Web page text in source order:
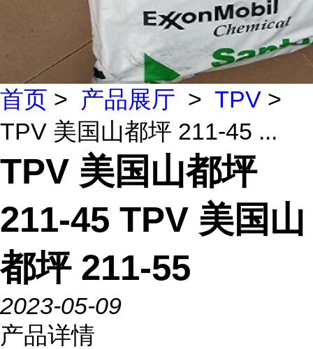
首页 > 产品展厅 > TPV >
TPV 美国山都坪 211-45 ...
TPV 美国山都坪
211-45 TPV 美国山
都坪 211-55
2023-05-09
产品详情